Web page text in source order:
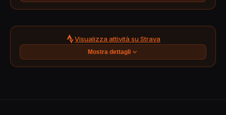
Visualizza attività su Strava
Mostra dettagli